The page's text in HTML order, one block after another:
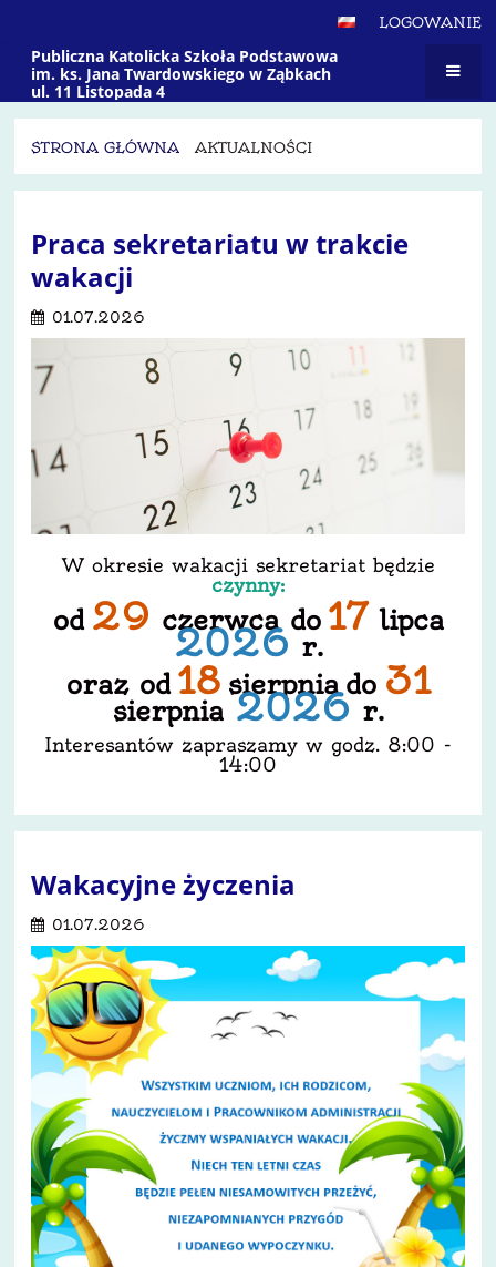
LOGOWANIE
Publiczna Katolicka Szkoła Podstawowa
im. ks. Jana Twardowskiego w Ząbkach
ul. 11 Listopada 4
STRONA GŁÓWNA AKTUALNOŚCI
Praca sekretariatu w trakcie
wakacji
01.07.2026
W okresie wakacji sekretariat będzie
czynny:
od 29 czerwca do 17 lipca
2026 r.
oraz od 18 sierpnia do 31
sierpnia 2026 r.
Interesantów zapraszamy w godz. 8:00 -
14:00
Wakacyjne życzenia
01.07.2026